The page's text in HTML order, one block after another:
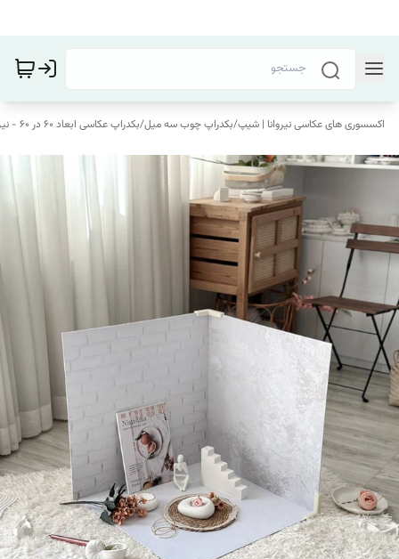
اکسسوری های عکاسی نیروانا | شیپ/بکدراپ چوب سه میل/بکدراپ عکاسی ابعاد 60 در 60 - نیروانا